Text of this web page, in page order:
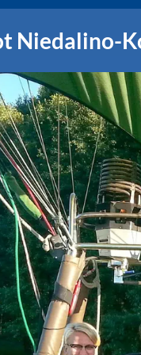
Niedalino-